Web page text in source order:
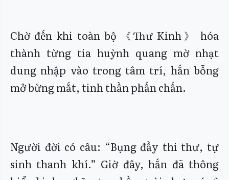
Chờ đến khi toàn bộ 《Thư Kinh》 hóa
thành từng tia huỳnh quang mờ nhạt
dung nhập vào trong tâm trí, hắn bỗng
mở bừng mắt, tinh thần phấn chấn.
Người đời có câu: “Bụng đầy thi thư, tự
sinh thanh khí.” Giờ đây, hắn đã thông